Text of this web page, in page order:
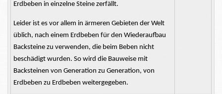
Erdbeben in einzelne Steine zerfällt.
Leider ist es vor allem in ärmeren Gebieten der Welt
üblich, nach einem Erdbeben für den Wiederaufbau
Backsteine zu verwenden, die beim Beben nicht
beschädigt wurden. So wird die Bauweise mit
Backsteinen von Generation zu Generation, von
Erdbeben zu Erdbeben weitergegeben.